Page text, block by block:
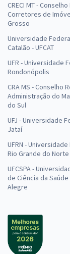
CRECI MT -
Corretores de
Grosso
Universidade
Catalão - UFCAT
UFR - Universidade
Rondonópolis
CRA MS - Conselho
Administração do
do Sul
UFJ - Universidade
Jataí
UFRN -
Rio Grande do Norte
UFCSPA -
de Ciência da
Alegre